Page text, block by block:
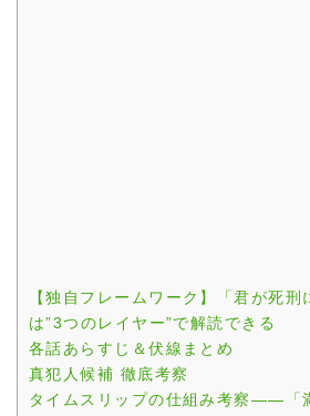
【独自フレームワーク】「君が死刑
は”3つのレイヤー”で解読できる
各話あらすじ＆伏線まとめ
真犯人候補 徹底考察
タイムスリップの仕組み考察——「